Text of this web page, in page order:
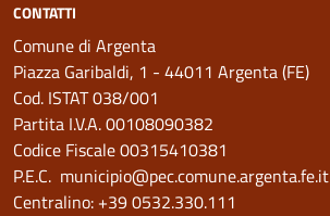
CONTATTI
Comune di Argenta
Piazza Garibaldi, 1 - 44011 Argenta (FE)
Cod. ISTAT 038/001
Partita I.V.A. 00108090382
Codice Fiscale 00315410381
P.E.C. municipio@pec.comune.argenta.fe.it
Centralino: +39 0532.330.111